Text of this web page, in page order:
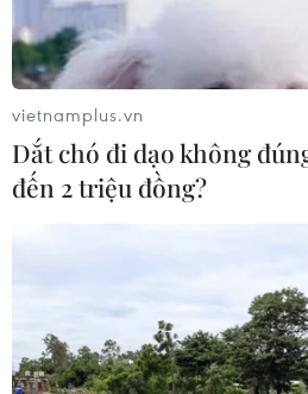
phát thải thấp lên trên 1 nghìn
tới.
vietnamplus.vn
Dắt chó đi dạo không
đến 2 triệu đồng?